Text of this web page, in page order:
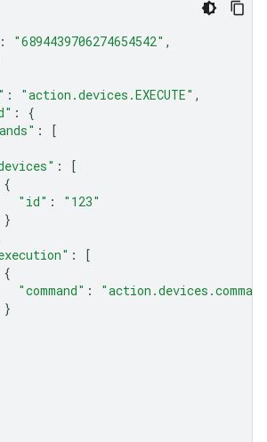
: "6894439706274654542" ,
: "action.devices.EXECUTE" ,
:
{
:
[
:
[
{
"id" :
"123"
}
:
[
{
"command" :
}